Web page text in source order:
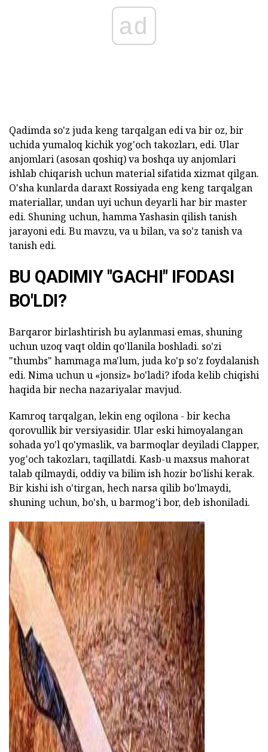
ad
Qadimda so'z juda keng tarqalgan edi va bir oz, bir
uchida yumaloq kichik yog'och takozları, edi. Ular
anjomlari (asosan qoshiq) va boshqa uy anjomlari
ishlab chiqarish uchun material sifatida xizmat qilgan.
O'sha kunlarda daraxt Rossiyada eng keng tarqalgan
materiallar, undan uyi uchun deyarli har bir master
edi. Shuning uchun, hamma Yashasin qilish tanish
jarayoni edi. Bu mavzu, va u bilan, va so'z tanish va
tanish edi.
BU QADIMIY "GACHI" IFODASI
BO'LDI?
Barqaror birlashtirish bu aylanmasi emas, shuning
uchun uzoq vaqt oldin qo'llanila boshladi. so'zi
"thumbs" hammaga ma'lum, juda ko'p so'z foydalanish
edi. Nima uchun u «jonsiz» bo'ladi? ifoda kelib chiqishi
haqida bir necha nazariyalar mavjud.
Kamroq tarqalgan, lekin eng oqilona - bir kecha
qorovullik bir versiyasidir. Ular eski himoyalangan
sohada yo'l qo'ymaslik, va barmoqlar deyiladi Clapper,
yog'och takozları, taqillatdi. Kasb-u maxsus mahorat
talab qilmaydi, oddiy va bilim ish hozir bo'lishi kerak.
Bir kishi ish o'tirgan, hech narsa qilib bo'lmaydi,
shuning uchun, bo'sh, u barmog'i bor, deb ishoniladi.